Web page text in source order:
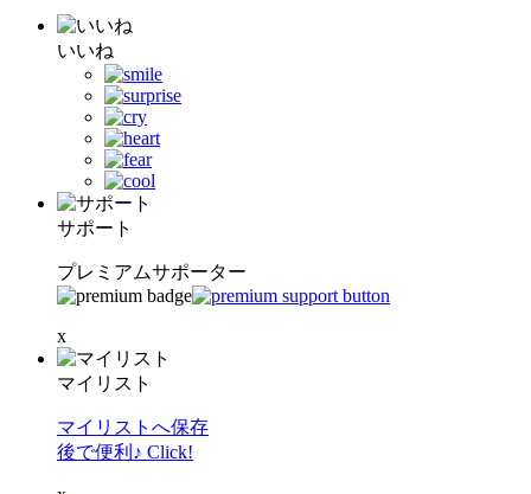
いいね
サポート
プレミアムサポーター
x
マイリスト
マイリストへ保存
後で便利♪ Click!